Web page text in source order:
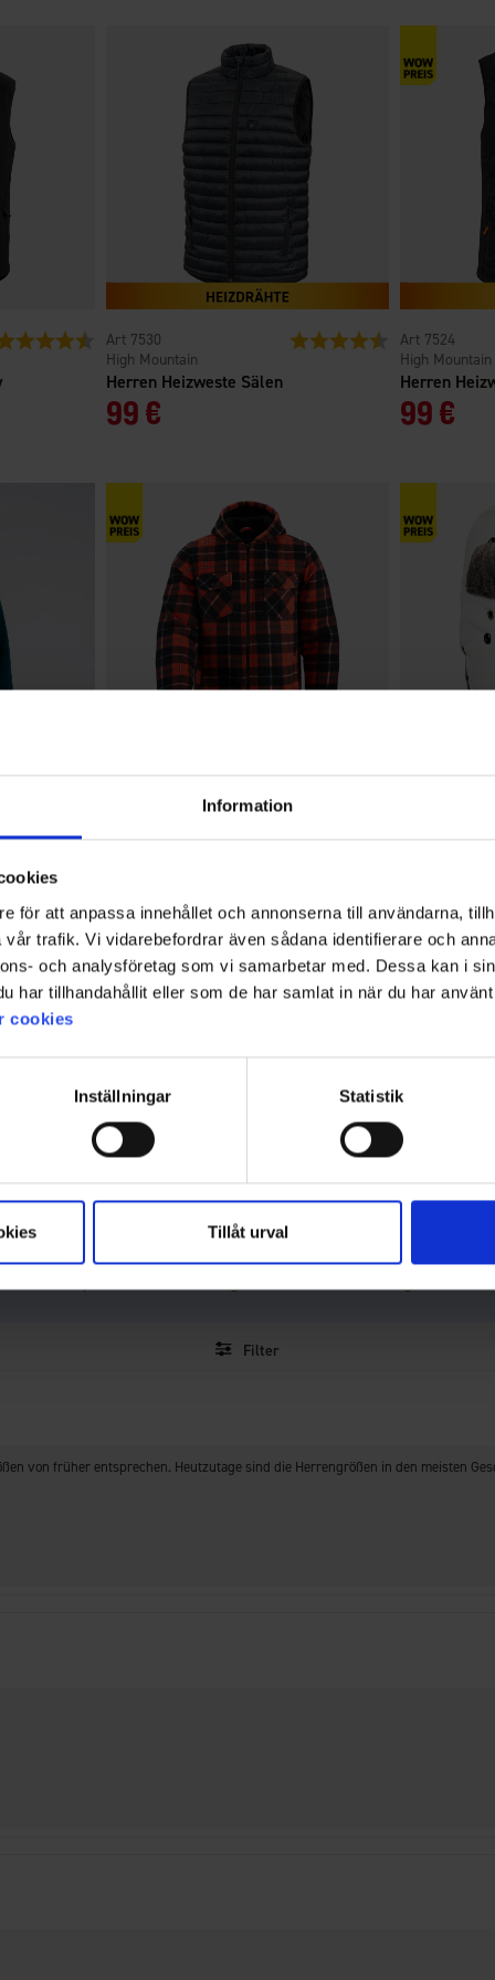
Information
för att anpassa innehållet och annonserna till användarna,
trafik. Vi vidarebefordrar även sådana identifierare och
och analysföretag som vi samarbetar med. Dessa kan i
har tillhandahållit eller som de har samlat in när du har
cookies
Inställningar Statistik
Tillåt urval
4.6 von 5 Sternen
Herren Heizweste Sälen
High Mountain
7530
99 €
Bewertung: 4.5 von 5 Sternen
Herren
High Mountain
7524
99 €
Sjömarken Herren Fleecejacke Ätran
+2
4.6
Bewertung:
von
Sternen
Basierend auf 38 Bewertungen
die Wärme der Weste sowie die gute Passform und die in der
Reißverschluss, Bedenken hinsichtlich der Haltbarkeit und das
jedoch sehr positive Bewertungen.
Filter
von früher entsprechen. Heutzutage sind die Herrengrößen in den meisten